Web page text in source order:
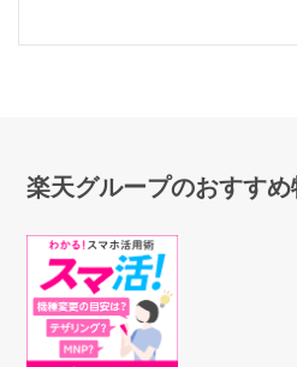
楽天グループのおすすめ